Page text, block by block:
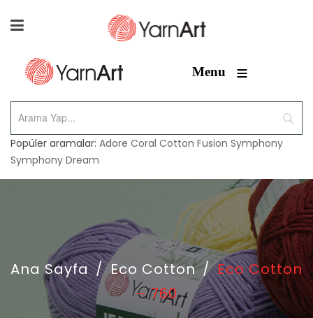
Menu ≡
Popüler aramalar: Adore Coral Cotton Fusion Symphony
Symphony Dream
Ana Sayfa / Eco Cotton / Eco Cotton
– 760